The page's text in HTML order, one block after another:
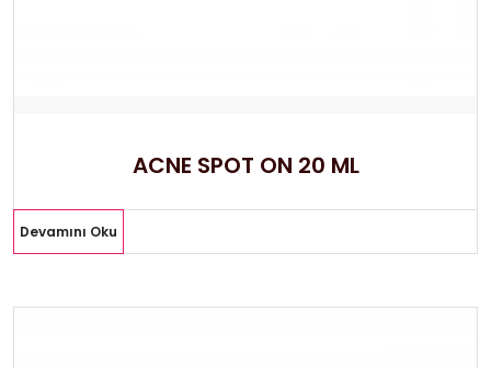
ACNE SPOT ON 20 ML
Devamını Oku